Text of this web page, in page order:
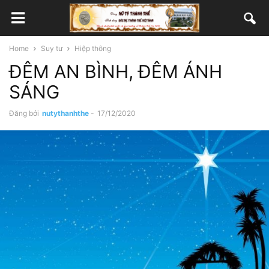
Home Suy tư Hiệp thông
ĐÊM AN BÌNH, ĐÊM ÁNH
SÁNG
Đăng bởi nutythanhthe - 17/12/2020